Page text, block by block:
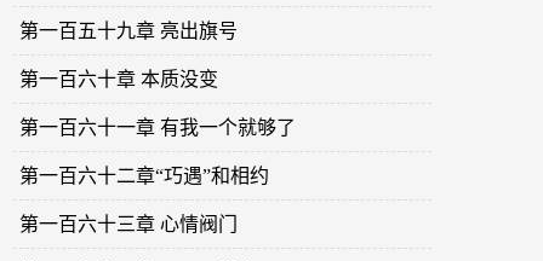
第一百五十九章 亮出旗号
第一百六十章 本质没变
第一百六十一章 有我一个就够了
第一百六十二章“巧遇”和相约
第一百六十三章 心情阀门